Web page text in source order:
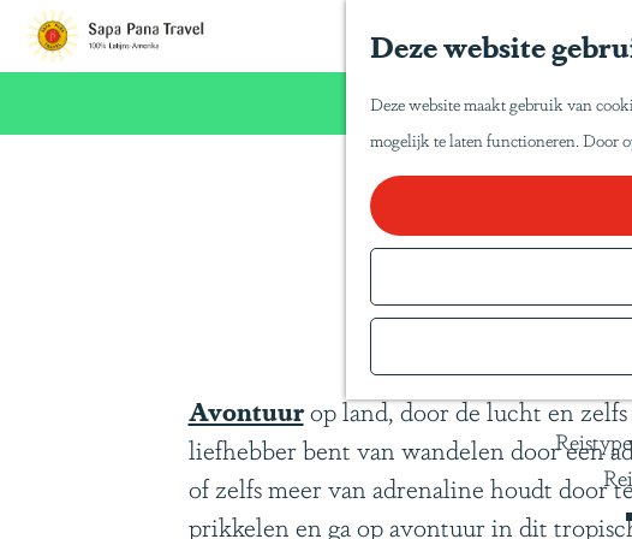
Deze website
Deze website maakt gebruik van
mogelijk te laten functioneren. Door
G
Wij willen u net zo
Costa
Avontuurop land, door de lucht en
liefhebber bent van wandelen door een
of zelfs meer van adrenaline houdt door
prikkelen en ga op avontuur in dit